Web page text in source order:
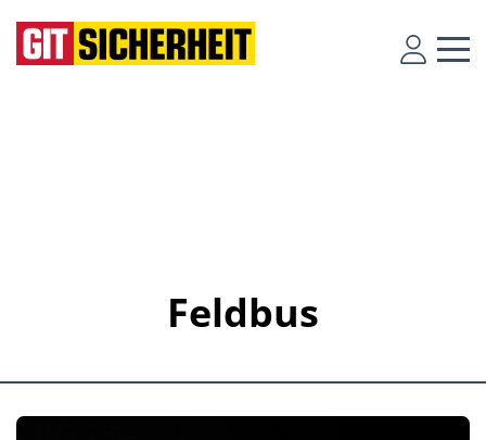
Feldbus